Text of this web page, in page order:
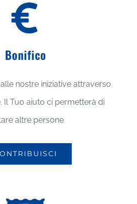
Bonifico
nostre iniziative attraverso
Il Tuo aiuto ci permetterà di
altre persone